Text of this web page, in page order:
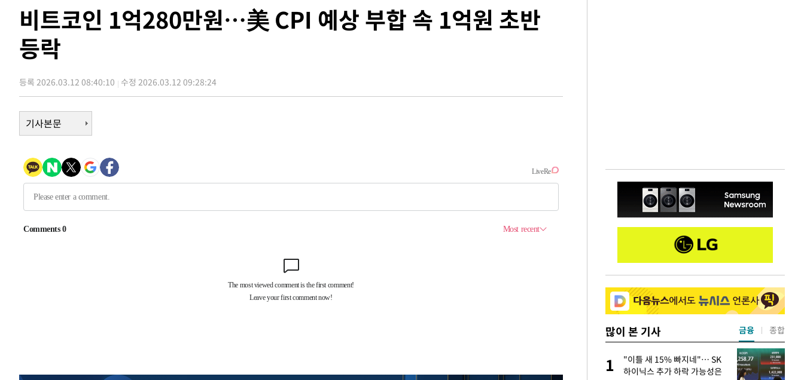
1시간 전 >SK하이닉스, 용인·청주 팹에 54조 투자…"AI 메모리 수요 선제 대응"
1시간 전 >여자배구 이재영·이다영 자매, 아제르바이잔 투란VC 입단
2시간 전 >외국인 심판 성 접대 7경기 들여다보니…한국 축구 '5승 2무'
2시간 전 >[속보]코스피, 6200선 약보합…0.60% 내린 6258.77에 마쳐
2시간 전 >[속보] 노원서 40.1도 관측…서울, 2018년 이후 첫 40도
3시간 전 >[속보]종합특검, '계엄 수용공간 확보' 신용해 前교정본부장 기소
3시간 전 > 외신들도 주목한 韓축구 파문…"국민적 공분에 수사 재개"
3시간 전 >11시간 압수수색에 성접대 파문까지…'쑥대밭' 된 축구협회
후임
[속보]이 대통령 "부동산 공급 기존 사고방식 매달리지 말고 과감히
이란, "오만과 '중앙 단일 루트' 합의…북쪽 인바운드·남쪽 아웃바운
"낮 기온 소폭 하락"…수도권 폭염중대경보, 폭염경보로 하향
1시간 전 >여자배구 이재영·이다영 자매, 아제르바이잔 투란VC 입단
비트코인 1억280만원…美 CPI 예상 부합 속 1억원 초반
등락
등록 2026.03.12 08:40:10 수정 2026.03.12 09:28:24
기사본문
많이 본 기사
1
"이틀 새 15% 빠지네"… SK
하이닉스 추가 하락 가능성은
금융 종합